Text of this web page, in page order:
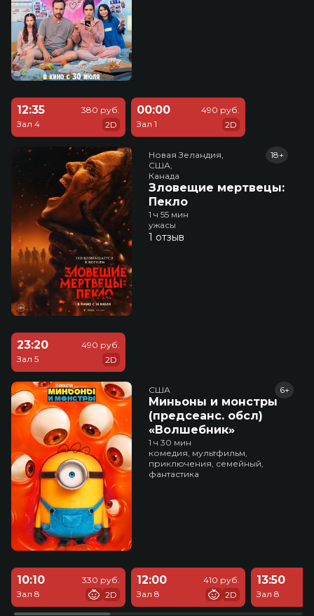
12:35
Зал 4
380 руб.
2D
00:00
Зал 1
490 руб.
2D
Новая Зеландия,
США,
Канада
Зловещие мертвецы:
Пекло
18+
1 ч 55 мин
ужасы
1 отзыв
23:20
Зал 5
490 руб.
2D
США
Миньоны и монстры
(предсеанс. обсл)
«Волшебник»
6+
1 ч 30 мин
комедия, мультфильм,
приключения, семейный,
фантастика
10:10
Зал 8
330 руб.
2D
12:00
Зал 8
410 руб.
2D
13:50
Зал 8